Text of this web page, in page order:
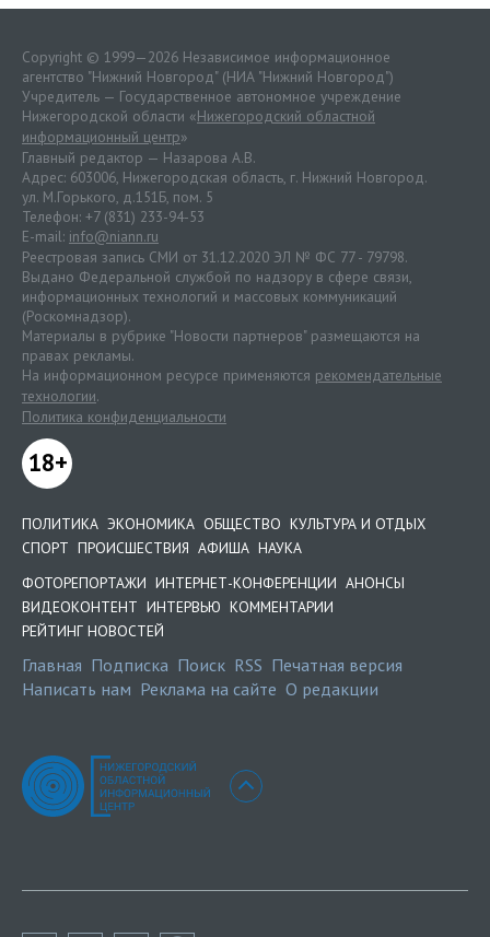
Copyright © 1999—2026 Независимое информационное
агентство "Нижний Новгород" (НИА "Нижний Новгород")
Учредитель — Государственное автономное учреждение
Нижегородской области «Нижегородский областной
информационный центр»
Главный редактор — Назарова А.В.
Адрес: 603006, Нижегородская область, г. Нижний Новгород.
ул. М.Горького, д.151Б, пом. 5
Телефон: +7 (831) 233-94-53
E-mail: info@niann.ru
Реестровая запись СМИ от 31.12.2020 ЭЛ № ФС 77 - 79798.
Выдано Федеральной службой по надзору в сфере связи,
информационных технологий и массовых коммуникаций
(Роскомнадзор).
Материалы в рубрике "Новости партнеров" размещаются на
правах рекламы.
На информационном ресурсе применяются рекомендательные
технологии.
Политика конфиденциальности
18+
ПОЛИТИКА ЭКОНОМИКА ОБЩЕСТВО КУЛЬТУРА И ОТДЫХ
СПОРТ ПРОИСШЕСТВИЯ АФИША НАУКА
ФОТОРЕПОРТАЖИ ИНТЕРНЕТ-КОНФЕРЕНЦИИ АНОНСЫ
ВИДЕОКОНТЕНТ ИНТЕРВЬЮ КОММЕНТАРИИ
РЕЙТИНГ НОВОСТЕЙ
Главная Подписка Поиск RSS Печатная версия
Написать нам Реклама на сайте О редакции